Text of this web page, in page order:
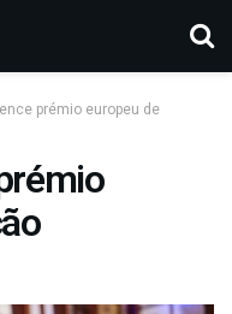
prémio europeu de